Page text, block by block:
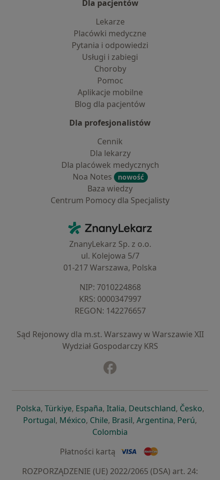
Dla pacjentów
Lekarze
Placówki medyczne
Pytania i odpowiedzi
Usługi i zabiegi
Choroby
Pomoc
Aplikacje mobilne
Blog dla pacjentów
Dla profesjonalistów
Cennik
Dla lekarzy
Dla placówek medycznych
Noa Notes
nowość
Baza wiedzy
Centrum Pomocy dla Specjalisty
ZnanyLekarz - Strona główna
ZnanyLekarz Sp. z o.o.
ul. Kolejowa 5/7
01-217 Warszawa, Polska
NIP: ⁠7010224868
KRS: ⁠0000347997
REGON: ⁠142276657
Sąd Rejonowy dla m.st. Warszawy w Warszawie XII
Wydział Gospodarczy KRS
Polskaotwiera się w nowej karcie
, Türkiyeotwiera się w nowej karcie
, Españaotwiera się w nowej karcie
, Italiaotwiera się w nowej
, Deutschlandotwiera się
, Česko,
Portugalotwiera się w nowej karcie
, Méxicootwiera się w nowej karcie
, Chileotwiera się w nowej karcie
, Brasilotwiera się w nowej
, Argentinaotwiera się
, Perú,
Colombia
Płatności kartą
ROZPORZĄDZENIE (UE) 2022/2065 (DSA) art. 24: